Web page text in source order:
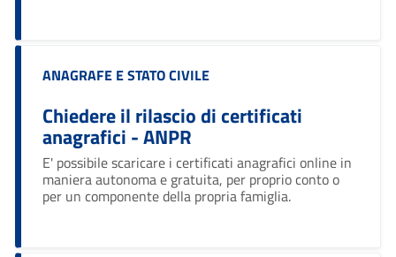
Categoria:
ANAGRAFE E STATO CIVILE
Chiedere il rilascio di certificati
anagrafici - ANPR
E' possibile scaricare i certificati anagrafici online in
maniera autonoma e gratuita, per proprio conto o
per un componente della propria famiglia.